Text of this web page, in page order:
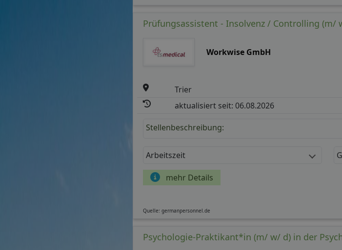
Prüfungsassistent - Insolvenz / Controlling (m/
Workwise GmbH
Trier
aktualisiert seit: 06.08.2026
Stellenbeschreibung:
Arbeitszeit
mehr Details
Quelle: germanpersonnel.de
Psychologie-Praktikant*in (m/ w/ d) in der